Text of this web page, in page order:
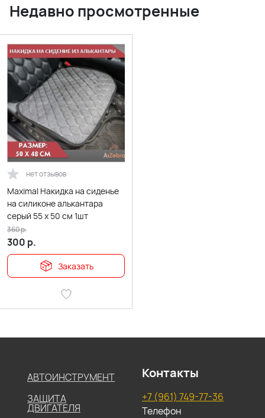
Недавно просмотренные
нет отзывов
Maximal Накидка на сиденье
на силиконе алькантара
серый 55 x 50 см 1шт
300 р.
360р.
Заказать
АВТОИНСТРУМЕНТ
ЗАЩИТА
ДВИГАТЕЛЯ
Контакты
+7 (961) 749-77-36
Телефон